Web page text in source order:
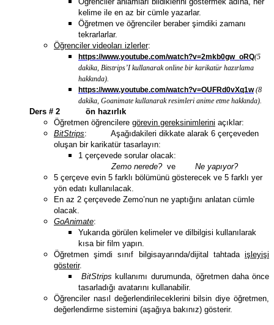
kelime ile en az bir cümle yazarlar.
Öğretmen ve öğrenciler beraber şimdiki zamanı
tekrarlarlar.
Öğrenciler videoları izlerler:
https://www.youtube.com/watch?v=2mkb0gw_oRQ(5
dakika, Bitstrips’I kullanarak online bir karikatür hazırlama
hakkında).
https://www.youtube.com/watch?v=OUFRd0vXq1w(8
dakika, Goanimate kullanarak resimleri anime etme hakkında).
Ders # 2
ön hazırlık
Öğretmen öğrencilere görevin gereksinimlerini açıklar:
BitStrips: Aşağıdakileri dikkate alarak 6 çerçeveden
oluşan bir karikatür tasarlayın:
1 çerçevede sorular olacak:
Zemo nerede? ve Ne yapıyor?
5 çerçeve evin 5 farklı bölümünü gösterecek ve 5 farklı yer
yön edatı kullanılacak.
En az 2 çerçevede Zemo’nun ne yaptığını anlatan cümle
olacak.
GoAnimate:
Yukarıda görülen kelimeler ve dilbilgisi kullanılarak
kısa bir film yapın.
Öğretmen şimdi sınıf bilgisayarında/dijital tahtada işleyişi
gösterir.
BitStrips kullanımı durumunda, öğretmen daha önce
tasarladığı avatarını kullanabilir.
Öğrenciler nasıl değerlendirileceklerini bilsin diye öğretmen,
değerlendirme sistemini (aşağıya bakınız) gösterir.